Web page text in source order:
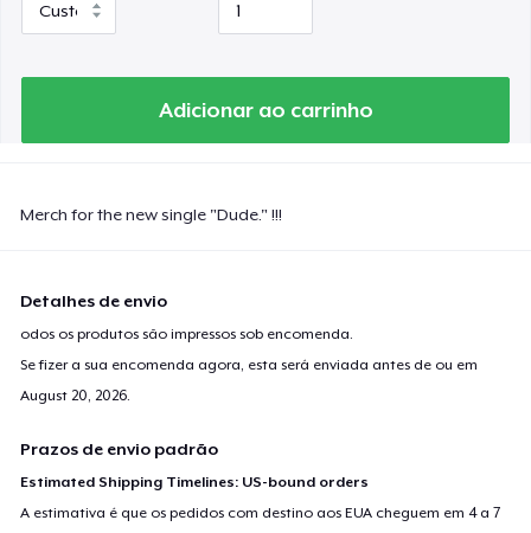
Adicionar ao carrinho
Merch for the new single "Dude." !!!
Detalhes de envio
odos os produtos são impressos sob encomenda.
Se fizer a sua encomenda agora, esta será enviada antes de ou em
August 20, 2026.
Prazos de envio padrão
Estimated Shipping Timelines: US-bound orders
A estimativa é que os pedidos com destino aos EUA cheguem em 4 a 7